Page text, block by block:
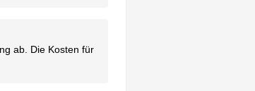
ab. Die Kosten für